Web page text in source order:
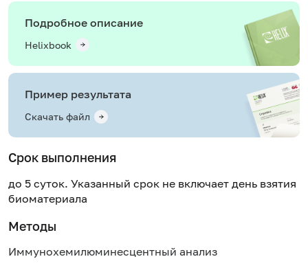
Подробное описание
Helixbook
Пример результата
Скачать файл
Срок выполнения
до 5 суток. Указанный срок не включает день взятия
биоматериала
Методы
Иммунохемилюминесцентный анализ